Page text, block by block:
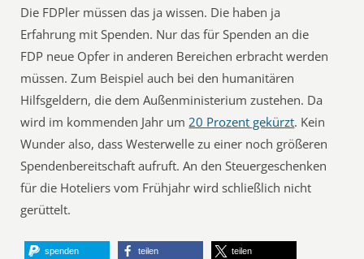
Die FDPler müssen das ja wissen. Die haben ja
Erfahrung mit Spenden. Nur das für Spenden an die
FDP neue Opfer in anderen Bereichen erbracht werden
müssen. Zum Beispiel auch bei den humanitären
Hilfsgeldern, die dem Außenministerium zustehen. Da
wird im kommenden Jahr um20 Prozent gekürzt. Kein
Wunder also, dass Westerwelle zu einer noch größeren
Spendenbereitschaft aufruft. An den Steuergeschenken
für die Hoteliers vom Frühjahr wird schließlich nicht
gerüttelt.
spenden teilen teilen